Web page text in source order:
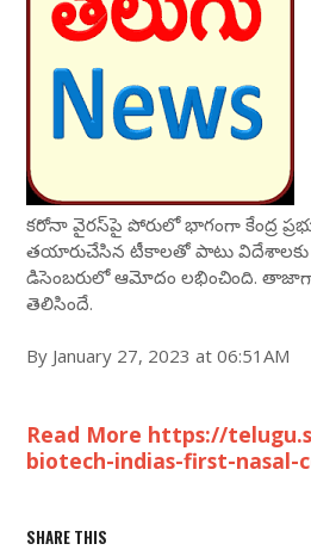
కరోనా వైరస్‌‌పై పోరులో భాగంగా కేంద్ర
తయారుచేసిన టీకాలతో పాటు విదేశాలకు
డిసెంబరులో ఆమోదం లభించింది. తాజాగా,
తెలిసిందే.
By January 27, 2023 at 06:51AM
Read More https://
biotech-indias-first-nasal-
SHARE THIS